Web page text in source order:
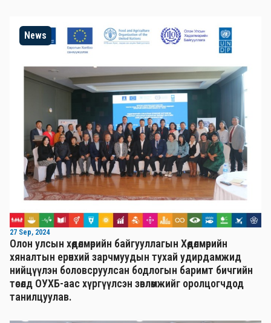
News
27 Sep, 2024
Олон улсын хөдөлмөрийн байгууллагын Хөдөлмөрийн
хяналтын ерөнхий зарчмуудын тухай удирдамжид
нийцүүлэн боловсруулсан бодлогын баримт бичгийн
төсөлд ОУХБ-аас хүргүүлсэн зөвлөмжийг оролцогчдод
танилцуулав.